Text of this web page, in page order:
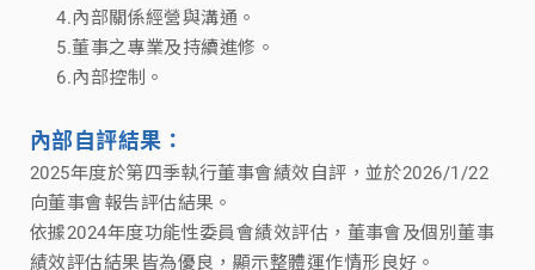
4.內部關係經營與溝通。
5.董事之專業及持續進修。
6.內部控制。
內部自評結果：
2025年度於第四季執行董事會績效自評，並於2026/1/22
向董事會報告評估結果。
依據2024年度功能性委員會績效評估，董事會及個別董事
績效評估結果皆為優良，顯示整體運作情形良好。